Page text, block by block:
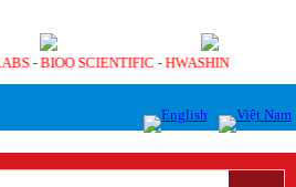
- BIOO SCIENTIFIC - HWASHIN